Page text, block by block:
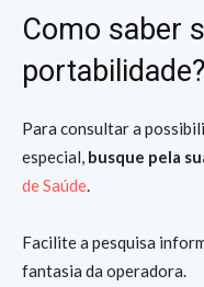
Como saber
portabilidade?
Para consultar a
especial, busque pela
de Saúde.
Facilite a pesquisa
fantasia da operadora.